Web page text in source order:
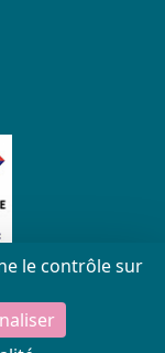
le contrôle sur
|Charte de